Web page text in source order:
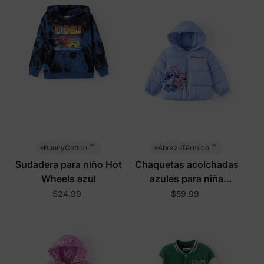
BunnyCotton ™
Sudadera para niño Hot
Wheels azul
$24.99
AbrazoTérmico ™
Chaquetas acolchadas
azules para niña
pequeña/niña Disney
$59.99